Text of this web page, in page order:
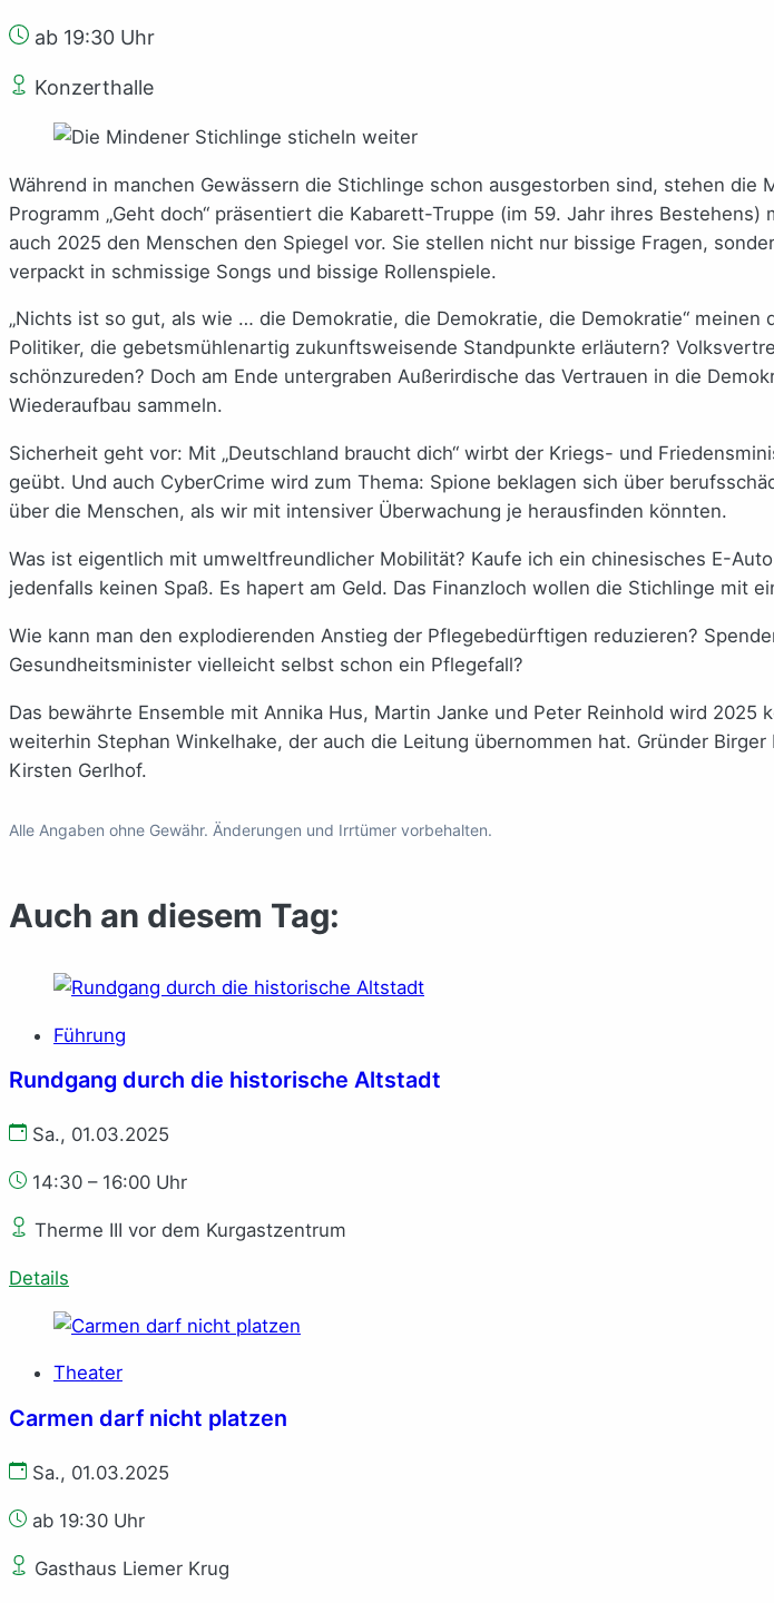
ab 19:30 Uhr
Konzerthalle
Während in manchen Gewässern die Stichlinge schon ausgestorben sind, stehen
Programm „Geht doch“ präsentiert die Kabarett-Truppe (im 59. Jahr ihres
auch 2025 den Menschen den Spiegel vor. Sie stellen nicht nur bissige Fragen,
verpackt in schmissige Songs und bissige Rollenspiele.
„Nichts ist so gut, als wie … die Demokratie, die Demokratie, die Demokratie“
Politiker, die gebetsmühlenartig zukunftsweisende Standpunkte erläutern?
schönzureden? Doch am Ende untergraben Außerirdische das Vertrauen in die
Wiederaufbau sammeln.
Sicherheit geht vor: Mit „Deutschland braucht dich“ wirbt der Kriegs- und
geübt. Und auch CyberCrime wird zum Thema: Spione beklagen sich über
über die Menschen, als wir mit intensiver Überwachung je herausfinden könnten.
Was ist eigentlich mit umweltfreundlicher Mobilität? Kaufe ich ein chinesisches E-
jedenfalls keinen Spaß. Es hapert am Geld. Das Finanzloch wollen die Stichlinge mit
Wie kann man den explodierenden Anstieg der Pflegebedürftigen reduzieren?
Gesundheitsminister vielleicht selbst schon ein Pflegefall?
Das bewährte Ensemble mit Annika Hus, Martin Janke und Peter Reinhold wird
weiterhin Stephan Winkelhake, der auch die Leitung übernommen hat. Gründer
Kirsten Gerlhof.
Alle Angaben ohne Gewähr. Änderungen und Irrtümer vorbehalten.
Auch an diesem Tag:
Führung
Rund­gang durch die his­to­ri­sche Alt­stadt
Sa., 01.03.2025
14:30 – 16:00 Uhr
Therme III vor dem Kurgastzentrum
Details
Theater
Carmen darf nicht platzen
Sa., 01.03.2025
ab 19:30 Uhr
Gasthaus Liemer Krug